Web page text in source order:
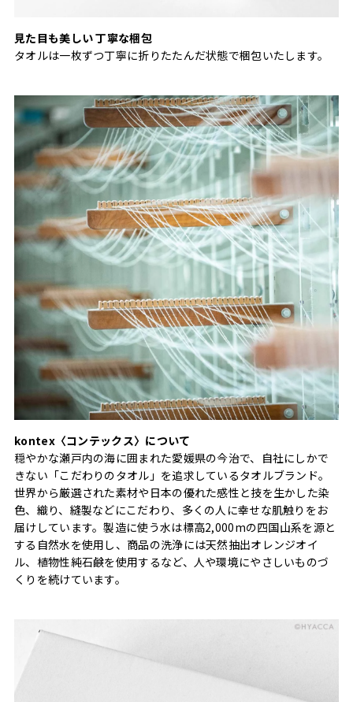
見た目も美しい 丁寧な梱包
タオルは一枚ずつ丁寧に折りたたんだ状態で梱包いたします。
kontex〈コンテックス〉について
穏やかな瀬戸内の海に囲まれた愛媛県の今治で、自社にしかで
きない「こだわりのタオル」を追求しているタオルブランド。
世界から厳選された素材や日本の優れた感性と技を生かした染
色、織り、縫製などにこだわり、多くの人に幸せな肌触りをお
届けしています。製造に使う水は標高2,000mの四国山系を源と
する自然水を使用し、商品の洗浄には天然抽出オレンジオイ
ル、植物性純石鹸を使用するなど、人や環境にやさしいものづ
くりを続けています。